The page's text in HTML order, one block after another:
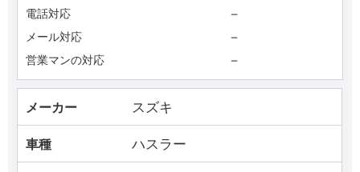
電話対応 －
メール対応 －
営業マンの対応 －
メーカー スズキ
車種 ハスラー